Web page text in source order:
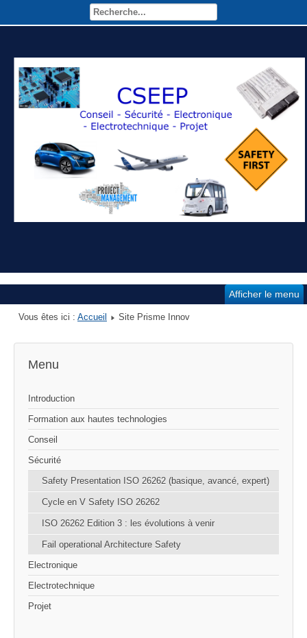
Afficher le menu
Vous êtes ici : Accueil Site Prisme Innov
Menu
Introduction
Formation aux hautes technologies
Conseil
Sécurité
Safety Presentation ISO 26262 (basique, avancé, expert)
Cycle en V Safety ISO 26262
ISO 26262 Edition 3 : les évolutions à venir
Fail operational Architecture Safety
Electronique
Electrotechnique
Projet